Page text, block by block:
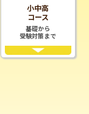
小中高
コース
基礎から
受験対策まで